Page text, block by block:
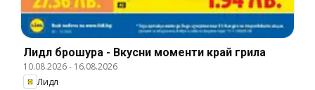
Лидл брошура - Вкусни моменти край грила
10.08.2026- 16.08.2026
Лидл